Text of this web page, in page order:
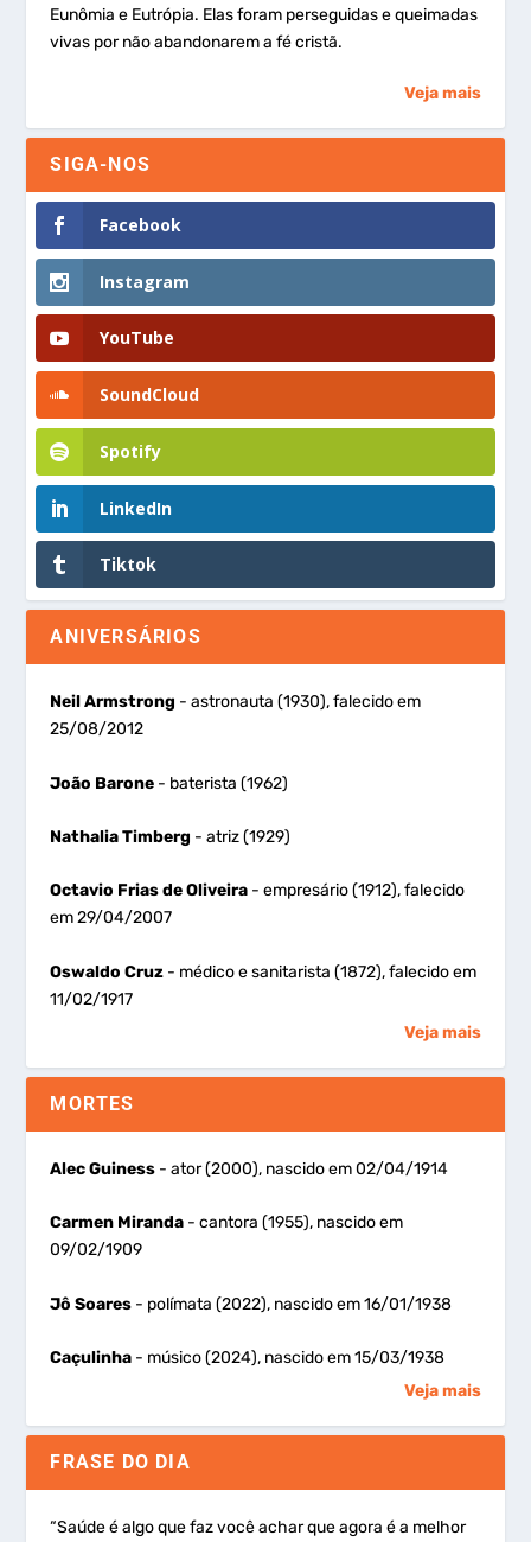
Eunômia e Eutrópia. Elas foram perseguidas e queimadas
vivas por não abandonarem a fé cristã.
Veja mais
SIGA-NOS
Facebook
Instagram
YouTube
SoundCloud
Spotify
LinkedIn
Tiktok
ANIVERSÁRIOS
Neil Armstrong - astronauta (1930), falecido em
25/08/2012
João Barone - baterista (1962)
Nathalia Timberg - atriz (1929)
Octavio Frias de Oliveira - empresário (1912), falecido
em 29/04/2007
Oswaldo Cruz - médico e sanitarista (1872), falecido em
11/02/1917
Veja mais
MORTES
Alec Guiness - ator (2000), nascido em 02/04/1914
Carmen Miranda - cantora (1955), nascido em
09/02/1909
Jô Soares - polímata (2022), nascido em 16/01/1938
Caçulinha - músico (2024), nascido em 15/03/1938
Veja mais
FRASE DO DIA
“Saúde é algo que faz você achar que agora é a melhor